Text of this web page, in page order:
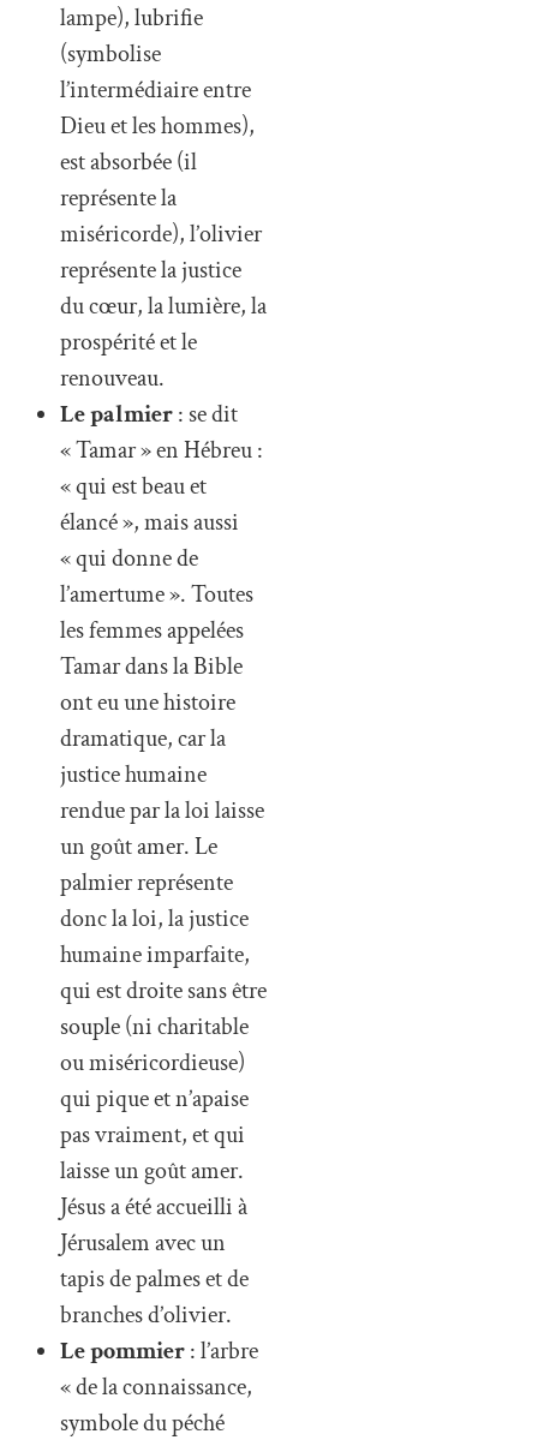
lampe), lubrifie
(symbolise
l’intermédiaire entre
Dieu et les hommes),
est absorbée (il
représente la
miséricorde), l’olivier
représente la justice
du cœur, la lumière, la
prospérité et le
renouveau.
Le palmier: se dit
« Tamar » en Hébreu :
« qui est beau et
élancé », mais aussi
« qui donne de
l’amertume ». Toutes
les femmes appelées
Tamar dans la Bible
ont eu une histoire
dramatique, car la
justice humaine
rendue par la loi laisse
un goût amer. Le
palmier représente
donc la loi, la justice
humaine imparfaite,
qui est droite sans être
souple (ni charitable
ou miséricordieuse)
qui pique et n’apaise
pas vraiment, et qui
laisse un goût amer.
Jésus a été accueilli à
Jérusalem avec un
tapis de palmes et de
branches d’olivier.
Le pommier: l’arbre
« de la connaissance,
symbole du péché